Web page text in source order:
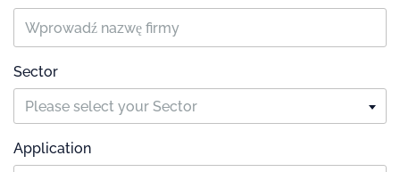
Sector
Please select your Sector
Application